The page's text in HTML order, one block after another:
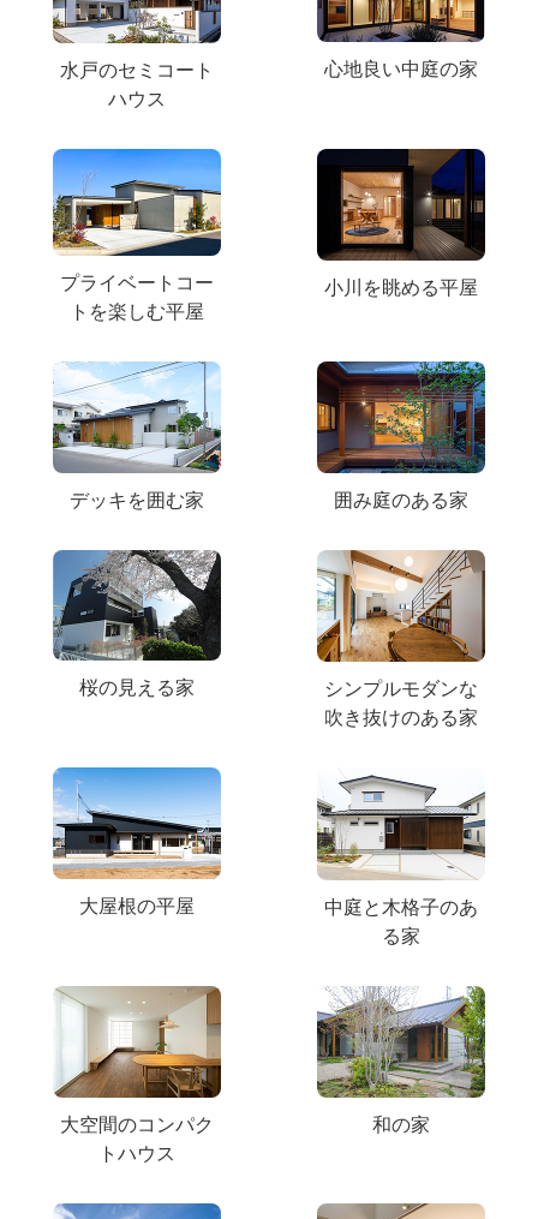
水戸のセミコート
ハウス
心地良い中庭の家
プライベートコー
トを楽しむ平屋
小川を眺める平屋
デッキを囲む家 囲み庭のある家
桜の見える家
シンプルモダンな
吹き抜けのある家
大屋根の平屋
中庭と木格子のあ
る家
大空間のコンパク
トハウス
和の家